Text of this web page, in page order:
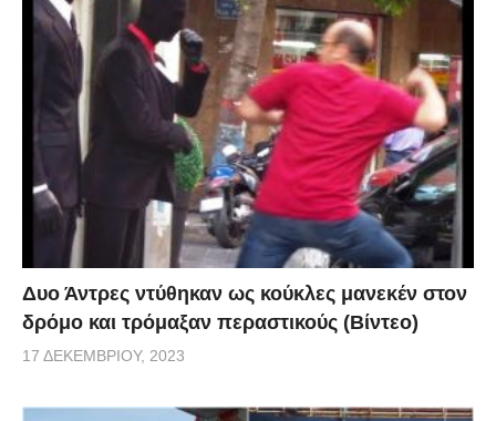
Δυο Άντρες ντύθηκαν ως κούκλες μανεκέν στον
δρόμο και τρόμαξαν περαστικούς (Βίντεο)
17 ΔΕΚΕΜΒΡΊΟΥ, 2023